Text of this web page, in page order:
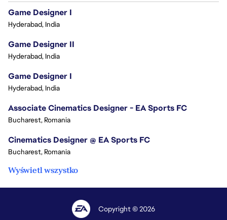
Game Designer I
Hyderabad, India
Game Designer II
Hyderabad, India
Game Designer I
Hyderabad, India
Associate Cinematics Designer - EA Sports FC
Bucharest, Romania
Cinematics Designer @ EA Sports FC
Bucharest, Romania
Wyświetl wszystko
Copyright © 2026